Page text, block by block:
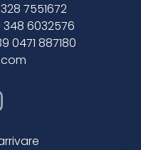
7551672
6032576
0471 887180